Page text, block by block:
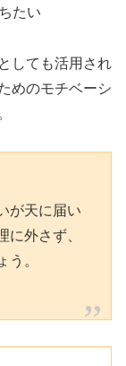
たい
しても活用され
めのモチベーシ
が天に届い
に外さず、
う。